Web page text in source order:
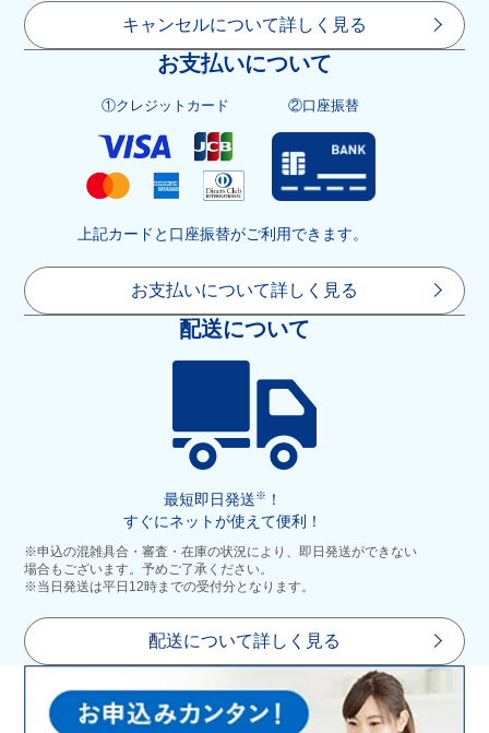
キャンセルについて詳しく見る
お支払いについて
①クレジットカード ②口座振替
上記カードと口座振替がご利用できます。
お支払いについて詳しく見る
配送について
最短即日発送※
！
すぐにネットが使えて便利！
※申込の混雑具合・審査・在庫の状況により、即日発送ができない
場合もございます。予めご了承ください。
※当日発送は平日12時までの受付分となります。
配送について詳しく見る